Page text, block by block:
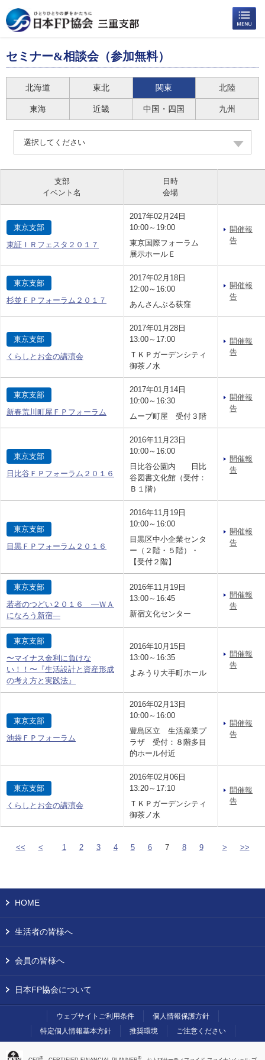
セミナー&相談会（参加無料）
北海道 東北 関東 北陸
東海 近畿 中国・四国 九州
選択してください
支部
イベント名
日時
会場
東京支部
東証ＩＲフェスタ２０１７
2017年02月24日
10:00～19:00
東京国際フォーラム
展示ホールＥ
開催報
告
東京支部
杉並ＦＰフォーラム２０１７
2017年02月18日
12:00～16:00
あんさんぶる荻窪
開催報
告
東京支部
くらしとお金の講演会
2017年01月28日
13:00～17:00
ＴＫＰガーデンシティ
御茶ノ水
開催報
告
東京支部
新春荒川町屋ＦＰフォーラム
2017年01月14日
10:00～16:30
ムーブ町屋 受付３階
開催報
告
東京支部
日比谷ＦＰフォーラム２０１６
2016年11月23日
10:00～16:00
日比谷公園内 日比
谷図書文化館（受付：
Ｂ１階）
開催報
告
東京支部
目黒ＦＰフォーラム２０１６
2016年11月19日
10:00～16:00
目黒区中小企業センタ
ー（２階・５階）・
【受付２階】
開催報
告
東京支部
若者のつどい２０１６ —ＷＡ
になろう新宿—
2016年11月19日
13:00～16:45
新宿文化センター
開催報
告
東京支部
〜マイナス金利に負けな
い！！〜『生活設計と資産形成
の考え方と実践法』
2016年10月15日
13:00～16:35
よみうり大手町ホール
開催報
告
東京支部
池袋ＦＰフォーラム
2016年02月13日
10:00～16:00
豊島区立 生活産業プ
ラザ 受付：８階多目
的ホール付近
開催報
告
東京支部
くらしとお金の講演会
2016年02月06日
13:20～17:10
ＴＫＰガーデンシティ
御茶ノ水
開催報
告
<< < 1 2 3 4 5 6 7 8 9 > >>
HOME
生活者の皆様へ
会員の皆様へ
日本FP協会について
ウェブサイトご利用条件
個人情報保護方針
特定個人情報基本方針
推奨環境 ご注意ください
® ®